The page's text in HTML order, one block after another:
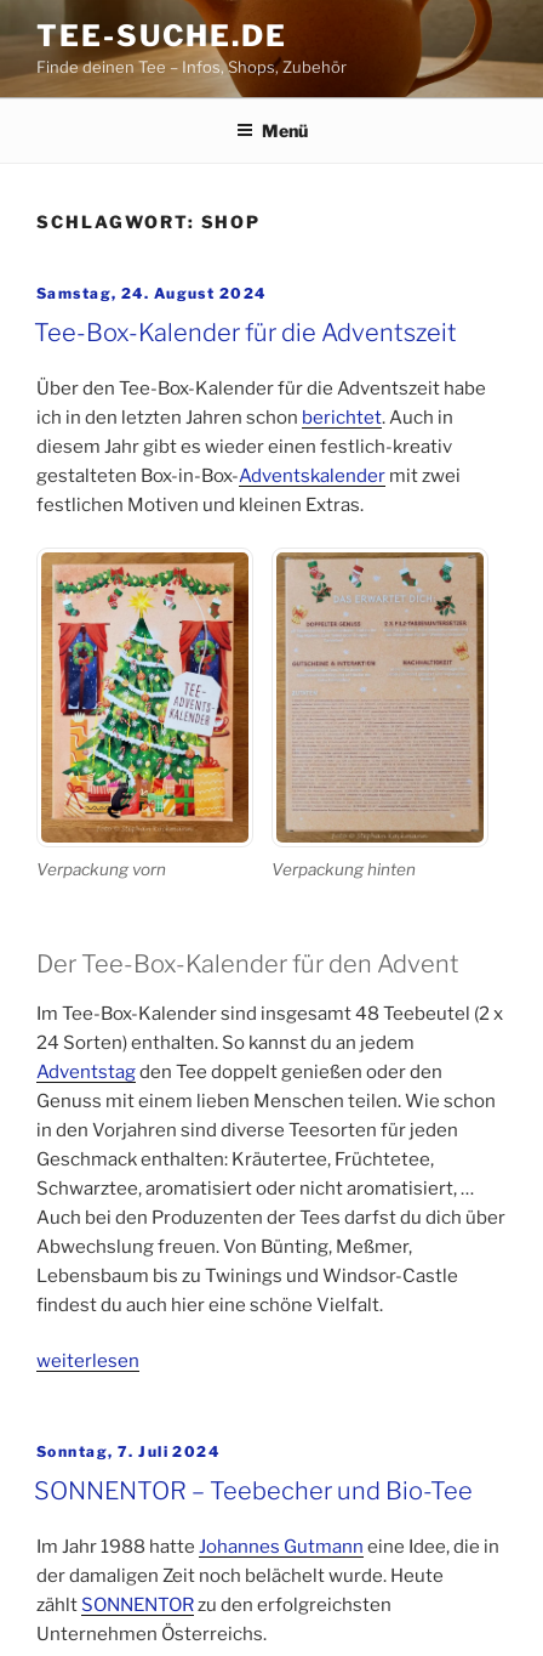
Inhalt
springen
TEE-SUCHE.DE
Finde deinen Tee – Infos, Shops, Zubehör
Menü
SCHLAGWORT: SHOP
Veröffentlicht
Samstag, 24. August 2024
Tee-Box-Kalender für die Adventszeit
Über den Tee-Box-Kalender für die Adventszeit habe
ich in den letzten Jahren schon berichtet. Auch in
diesem Jahr gibt es wieder einen festlich-kreativ
gestalteten Box-in-Box-Adventskalender mit zwei
festlichen Motiven und kleinen Extras.
Verpackung vorn Verpackung hinten
Der Tee-Box-Kalender für den Advent
Im Tee-Box-Kalender sind insgesamt 48 Teebeutel (2 x
24 Sorten) enthalten. So kannst du an jedem
Adventstagden Tee doppelt genießen oder den
Genuss mit einem lieben Menschen teilen. Wie schon
in den Vorjahren sind diverse Teesorten für jeden
Geschmack enthalten: Kräutertee, Früchtetee,
Schwarztee, aromatisiert oder nicht aromatisiert, …
Auch bei den Produzenten der Tees darfst du dich über
Abwechslung freuen. Von Bünting, Meßmer,
Lebensbaum bis zu Twinings und Windsor-Castle
findest du auch hier eine schöne Vielfalt.
„Tee-
für
die
Adventszeit“
weiterlesen
Veröffentlicht
Sonntag, 7. Juli 2024
SONNENTOR – Teebecher und Bio-Tee
Im Jahr 1988 hatte Johannes Gutmann eine Idee, die in
der damaligen Zeit noch belächelt wurde. Heute
zählt SONNENTORzu den erfolgreichsten
Unternehmen Österreichs.